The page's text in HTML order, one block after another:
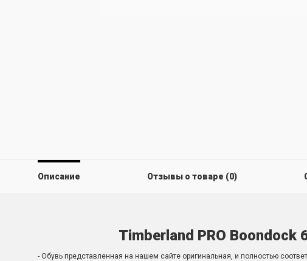
Описание Отзывы о товаре (0)
Timberland PRO Boondock
- Обувь представленная на нашем сайте оригинальная, и полностью